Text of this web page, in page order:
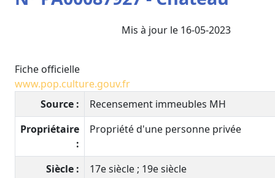
Mis à jour le 16-05-2023
Fiche officielle
www.pop.culture.gouv.fr
Source :
Recensement immeubles MH
Propriétaire
:
Propriété d'une personne privée
Siècle :
17e siècle ; 19e siècle